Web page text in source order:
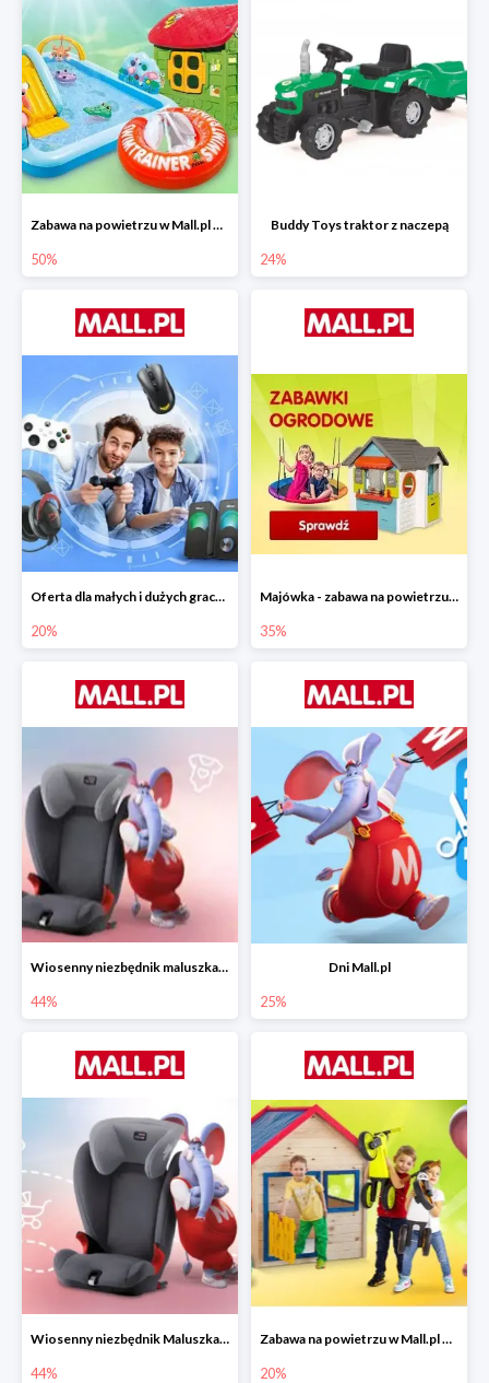
Zabawa na powietrzu w Mall.pl do -50%
50%
Buddy Toys traktor z naczepą
24%
Oferta dla małych i dużych graczy w Mall.pl do -20%
20%
Majówka - zabawa na powietrzu do -35%
35%
Wiosenny niezbędnik maluszka do -44% taniej
44%
Dni Mall.pl
25%
Wiosenny niezbędnik Maluszka w Mall.pl do -44%
44%
Zabawa na powietrzu w Mall.pl do -20%
20%